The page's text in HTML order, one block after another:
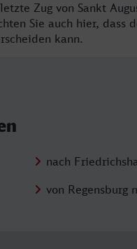
Zug von Sankt
Sie auch hier, dass
kann.
nach
von Regensburg